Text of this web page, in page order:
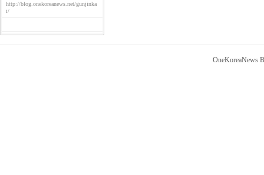
http://blog.onekoreanews.net/gunjinka
i/
OneKoreaNews